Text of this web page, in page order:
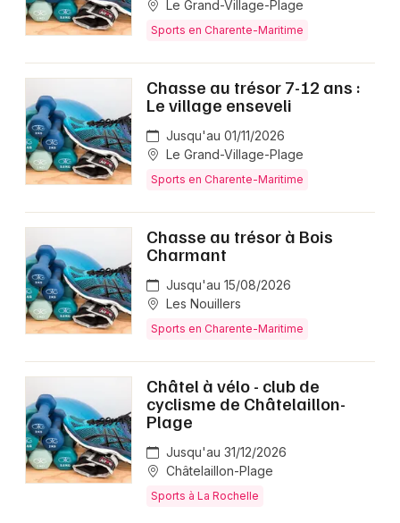
Le Grand-Village-Plage
Sports en Charente-Maritime
Chasse au trésor 7-12 ans :
Le village enseveli
Jusqu'au 01/11/2026
Le Grand-Village-Plage
Sports en Charente-Maritime
Chasse au trésor à Bois
Charmant
Jusqu'au 15/08/2026
Les Nouillers
Sports en Charente-Maritime
Châtel à vélo - club de
cyclisme de Châtelaillon-
Plage
Jusqu'au 31/12/2026
Châtelaillon-Plage
Sports à La Rochelle